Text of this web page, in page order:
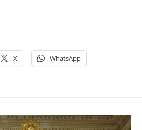
X WhatsApp